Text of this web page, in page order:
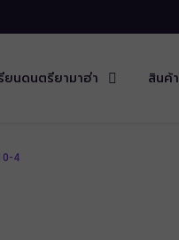
ยนดนตรียามาฮ่า สินค้า
4